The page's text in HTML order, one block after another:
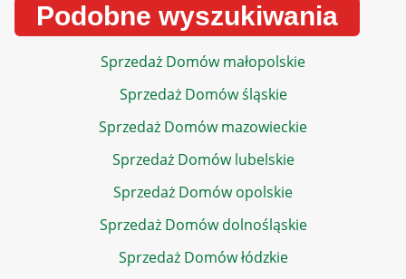
Podobne wyszukiwania
Sprzedaż Domów małopolskie
Sprzedaż Domów śląskie
Sprzedaż Domów mazowieckie
Sprzedaż Domów lubelskie
Sprzedaż Domów opolskie
Sprzedaż Domów dolnośląskie
Sprzedaż Domów łódzkie